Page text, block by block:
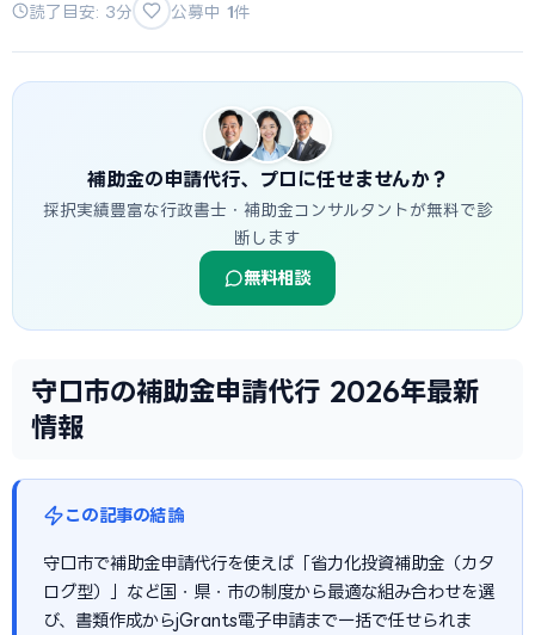
読了目安: 3分 公募中 1件
補助金の申請代行、プロに任せませんか？
採択実績豊富な行政書士・補助金コンサルタントが無料で診
断します
無料相談
守口市の補助金申請代行 2026年最新
情報
この記事の結論
守口市で補助金申請代行を使えば「省力化投資補助金（カタ
ログ型）」など国・県・市の制度から最適な組み合わせを選
び、書類作成からjGrants電子申請まで一括で任せられま